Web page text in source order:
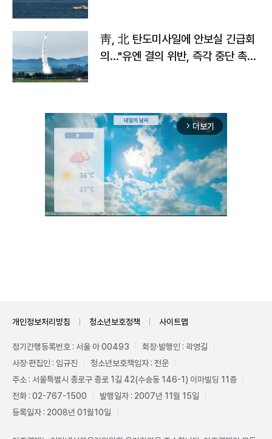
靑, 北 탄도미사일에 안보실 긴급회
의…"유엔 결의 위반, 즉각 중단 촉
arrow_forward_ios 더보기
개인정보처리방침 청소년보호정책 사이트맵
정기간행등록번호 : 서울 아 00493
회장·발행인 : 곽영길
사장·편집인 : 임규진
청소년보호책임자 : 전운
주소 : 서울특별시 종로구 종로 1길 42(수송동 146-1) 이마빌딩 11층
전화 : 02-767-1500
발행일자 : 2007년 11월 15일
등록일자 : 2008년 01월10일